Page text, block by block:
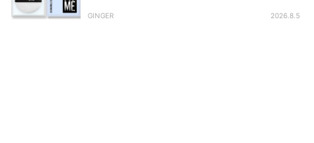
GINGER 2026.8.5